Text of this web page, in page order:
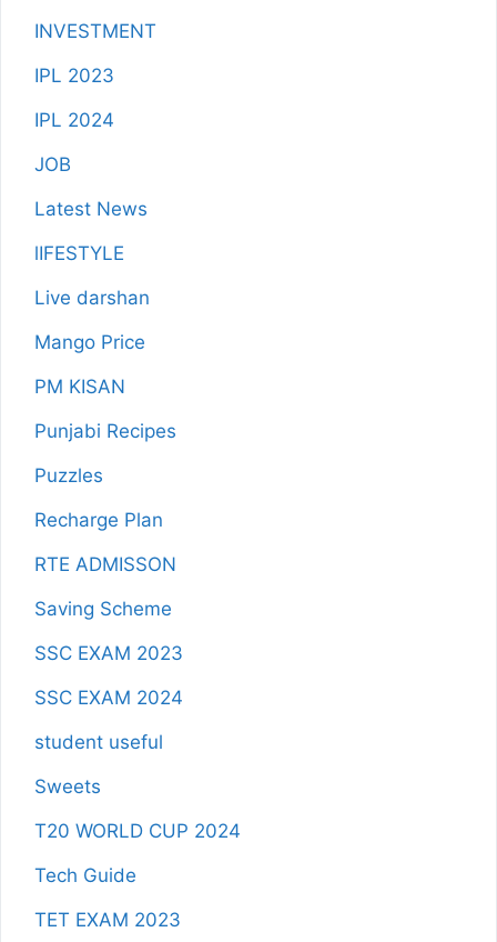
INVESTMENT
IPL 2023
IPL 2024
JOB
Latest News
lIFESTYLE
Live darshan
Mango Price
PM KISAN
Punjabi Recipes
Puzzles
Recharge Plan
RTE ADMISSON
Saving Scheme
SSC EXAM 2023
SSC EXAM 2024
student useful
Sweets
T20 WORLD CUP 2024
Tech Guide
TET EXAM 2023